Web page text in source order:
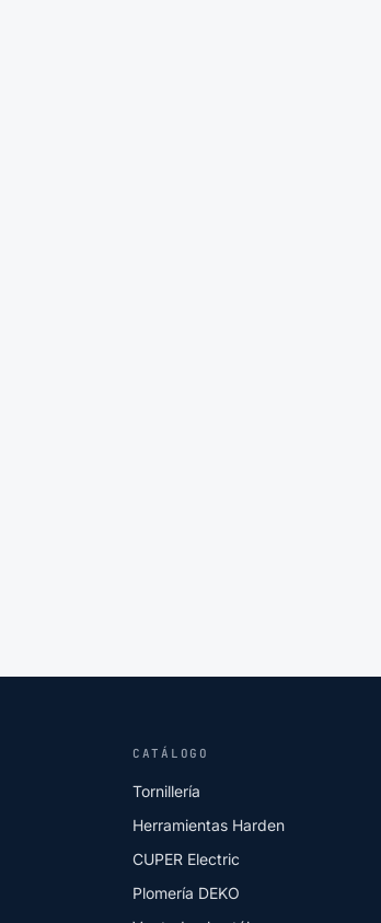
CATÁLOGO
Tornillería
Herramientas Harden
CUPER Electric
Plomería DEKO